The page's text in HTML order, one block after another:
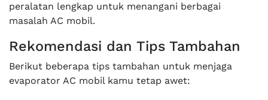
peralatan lengkap untuk menangani berbagai
masalah AC mobil.
Rekomendasi dan Tips Tambahan
Berikut beberapa tips tambahan untuk menjaga
evaporator AC mobil kamu tetap awet: